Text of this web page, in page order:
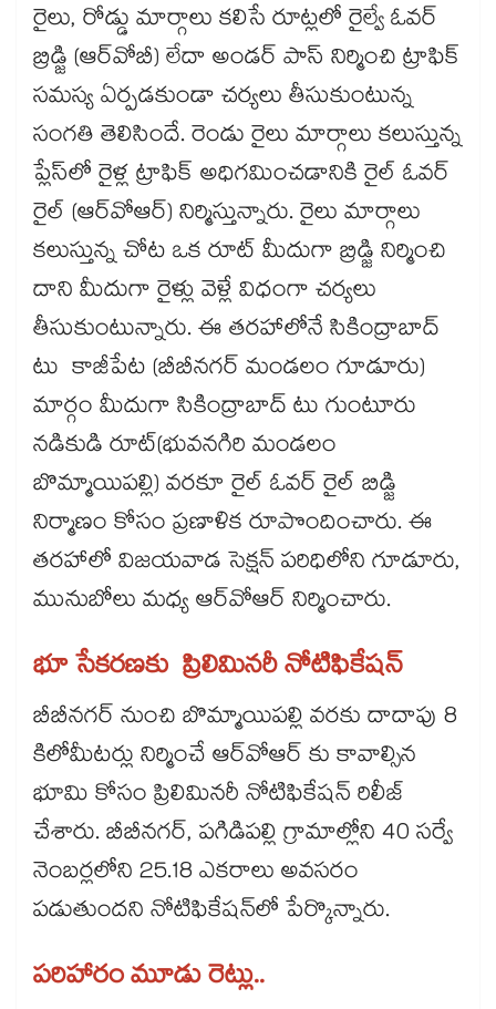
రైలు, రోడ్డు మార్గాలు కలిసే రూట్లలో రైల్వే ఓవర్​
బ్రిడ్జి (ఆర్​వోబీ) లేదా అండర్​ పాస్​ నిర్మించి ట్రాఫిక్​
సమస్య ఏర్పడకుండా చర్యలు తీసుకుంటున్న
సంగతి తెలిసిందే. రెండు రైలు మార్గాలు కలుస్తున్న
ప్లేస్​లో రైళ్ల ట్రాఫిక్​ అధిగమించడానికి రైల్​ ఓవర్​
రైల్​ (ఆర్​వోఆర్​) నిర్మిస్తున్నారు. రైలు మార్గాలు
కలుస్తున్న చోట ఒక రూట్ మీదుగా బ్రిడ్జి నిర్మించి
దాని మీదుగా రైళ్లు వెళ్లే విధంగా చర్యలు
తీసుకుంటున్నారు. ఈ తరహాలోనే సికింద్రాబాద్​
టు కాజీపేట (బీబీనగర్​ మండలం గూడూరు)
మార్గం మీదుగా సికింద్రాబాద్ టు గుంటూరు
నడికుడి రూట్​(భువనగిరి మండలం
బొమ్మాయిపల్లి) వరకూ రైల్​ ఓవర్​ రైల్​ బిడ్జి
నిర్మాణం కోసం ప్రణాళిక రూపొందించారు. ఈ
తరహాలో విజయవాడ సెక్షన్ ​పరిధిలోని గూడూరు,
మునుబోలు మధ్య ఆర్​వోఆర్ నిర్మించారు.
భూ సేకరణకు ప్రిలిమినరీ నోటిఫికేషన్​
బీబీనగర్ నుంచి బొమ్మాయిపల్లి వరకు దాదాపు 8
కిలోమీటర్లు నిర్మించే ఆర్​వోఆర్​ కు కావాల్సిన
భూమి కోసం ప్రిలిమినరీ నోటిఫికేషన్​ రిలీజ్​
చేశారు. బీబీనగర్​, పగిడిపల్లి గ్రామాల్లోని 40 సర్వే
నెంబర్లలోని 25.18 ఎకరాలు అవసరం
పడుతుందని నోటిఫికేషన్​లో పేర్కొన్నారు.
పరిహారం మూడు రెట్లు..